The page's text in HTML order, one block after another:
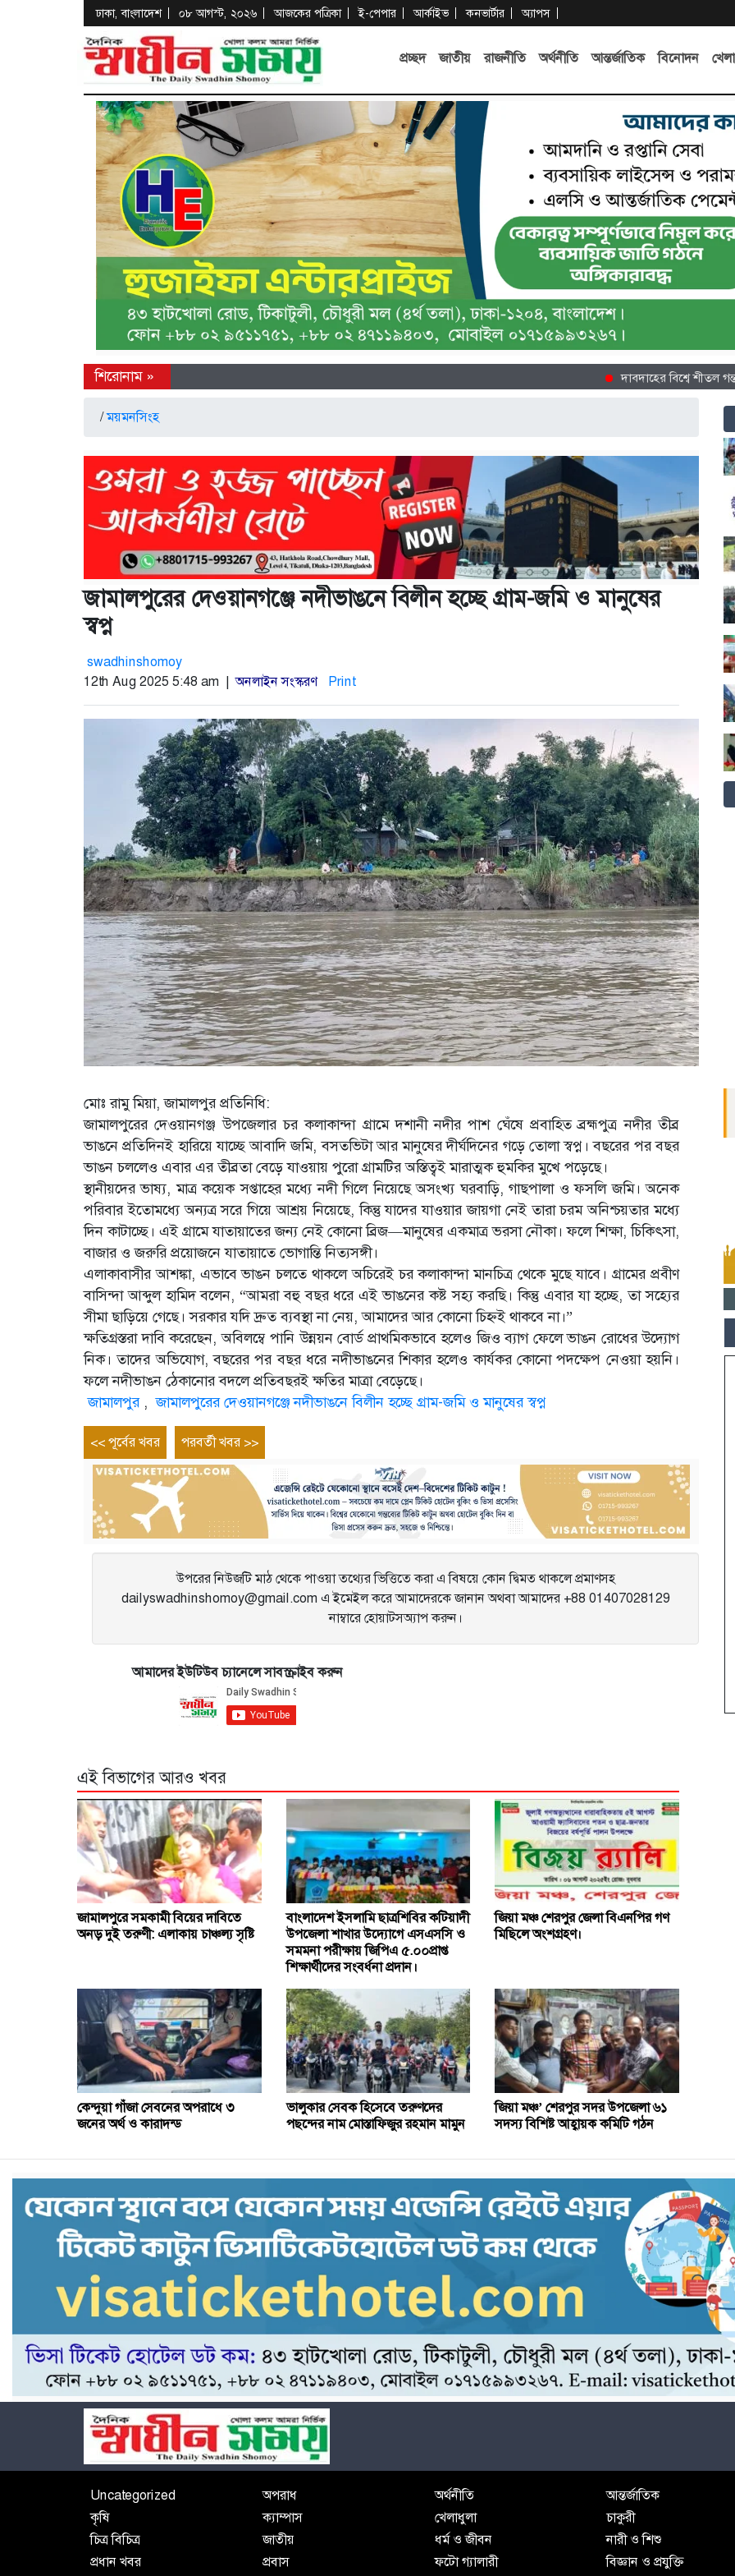
ঢাকা, বাংলাদেশ ০৮ আগস্ট, ২০২৬ আজকের পত্রিকা ই-পেপার আর্কাইভ কনভার্টার অ্যাপস
প্রচ্ছদ জাতীয় রাজনীতি অর্থনীতি আন্তর্জাতিক বিনোদন
দাবদাহের বিশ্বে শীতল গন্তব্য
/ময়মনসিংহ
জামালপুরের দেওয়ানগঞ্জে নদীভাঙনে বিলীন হচ্ছে গ্রাম-জমি ও মানুষের
স্বপ্ন
swadhinshomoy
12th Aug 2025 5:48 am |অনলাইন সংস্করণ Print
মোঃ রামু মিয়া, জামালপুর প্রতিনিধি:
জামালপুরের দেওয়ানগঞ্জ উপজেলার চর কলাকান্দা গ্রামে দশানী নদীর পাশ ঘেঁষে প্রবাহিত ব্রহ্মপুত্র নদীর তীব্র
ভাঙনে প্রতিদিনই হারিয়ে যাচ্ছে আবাদি জমি, বসতভিটা আর মানুষের দীর্ঘদিনের গড়ে তোলা স্বপ্ন। বছরের পর বছর
ভাঙন চললেও এবার এর তীব্রতা বেড়ে যাওয়ায় পুরো গ্রামটির অস্তিত্বই মারাত্মক হুমকির মুখে পড়েছে।
স্থানীয়দের ভাষ্য, মাত্র কয়েক সপ্তাহের মধ্যে নদী গিলে নিয়েছে অসংখ্য ঘরবাড়ি, গাছপালা ও ফসলি জমি। অনেক
পরিবার ইতোমধ্যে অন্যত্র সরে গিয়ে আশ্রয় নিয়েছে, কিন্তু যাদের যাওয়ার জায়গা নেই তারা চরম অনিশ্চয়তার মধ্যে
দিন কাটাচ্ছে। এই গ্রামে যাতায়াতের জন্য নেই কোনো ব্রিজ—মানুষের একমাত্র ভরসা নৌকা। ফলে শিক্ষা, চিকিৎসা,
বাজার ও জরুরি প্রয়োজনে যাতায়াতে ভোগান্তি নিত্যসঙ্গী।
এলাকাবাসীর আশঙ্কা, এভাবে ভাঙন চলতে থাকলে অচিরেই চর কলাকান্দা মানচিত্র থেকে মুছে যাবে। গ্রামের প্রবীণ
বাসিন্দা আব্দুল হামিদ বলেন, “আমরা বহু বছর ধরে এই ভাঙনের কষ্ট সহ্য করছি। কিন্তু এবার যা হচ্ছে, তা সহ্যের
সীমা ছাড়িয়ে গেছে। সরকার যদি দ্রুত ব্যবস্থা না নেয়, আমাদের আর কোনো চিহ্নই থাকবে না।”
ক্ষতিগ্রস্তরা দাবি করেছেন, অবিলম্বে পানি উন্নয়ন বোর্ড প্রাথমিকভাবে হলেও জিও ব্যাগ ফেলে ভাঙন রোধের উদ্যোগ
নিক। তাদের অভিযোগ, বছরের পর বছর ধরে নদীভাঙনের শিকার হলেও কার্যকর কোনো পদক্ষেপ নেওয়া হয়নি।
ফলে নদীভাঙন ঠেকানোর বদলে প্রতিবছরই ক্ষতির মাত্রা বেড়েছে।
জামালপুর ,জামালপুরের দেওয়ানগঞ্জে নদীভাঙনে বিলীন হচ্ছে গ্রাম-জমি ও মানুষের স্বপ্ন
Post
navigation
<< পূর্বের খবর
Previous
entry
পরবর্তী খবর >>
উপরের নিউজটি মাঠ থেকে পাওয়া তথ্যের ভিত্তিতে করা এ বিষয়ে কোন দ্বিমত থাকলে প্রমাণসহ
dailyswadhinshomoy@gmail.com এ ইমেইল করে আমাদেরকে জানান অথবা আমাদের +88 01407028129
নাম্বারে হোয়াটসঅ্যাপ করুন।
আমাদের ইউটিউব চ্যানেলে সাবস্ক্রাইব করুন
এই বিভাগের আরও খবর
জামালপুরে সমকামী বিয়ের দাবিতে
অনড় দুই তরুণী: এলাকায় চাঞ্চল্য সৃষ্টি
বাংলাদেশ ইসলামি ছাত্রশিবির কটিয়াদী
উপজেলা শাখার উদ্যোগে এসএসসি ও
সমমনা পরীক্ষায় জিপিএ ৫.০০প্রাপ্ত
শিক্ষার্থীদের সংবর্ধনা প্রদান।
জিয়া মঞ্চ শেরপুর জেলা বিএনপির গণ
মিছিলে অংশগ্রহণ।
কেন্দুয়া গাঁজা সেবনের অপরাধে ৩
জনের অর্থ ও কারাদন্ড
ভালুকার সেবক হিসেবে তরুণদের
পছন্দের নাম মোস্তাফিজুর রহমান মামুন
জিয়া মঞ্চ’ শেরপুর সদর উপজেলা ৬১
সদস্য বিশিষ্ট আহ্বায়ক কমিটি গঠন
Uncategorized অপরাধ অর্থনীতি
আন্তর্জাতিক
কৃষি
ক্যাম্পাস খেলাধুলা
চাকুরী
চিত্র বিচিত্র
জাতীয় ধর্ম ও জীবন
নারী ও শিশু
প্রধান খবর
প্রবাস ফটো গ্যালারী
বিজ্ঞান ও প্রযুক্তি